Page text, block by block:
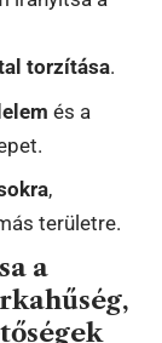
torzítása.
és a
,
területre.
a